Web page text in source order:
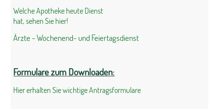
Welche Apotheke heute Dienst
hat, sehen Sie hier!
Ärzte - Wochenend- und Feiertagsdienst
Formulare zum Downloaden:
Hier erhalten Sie wichtige Antragsformulare